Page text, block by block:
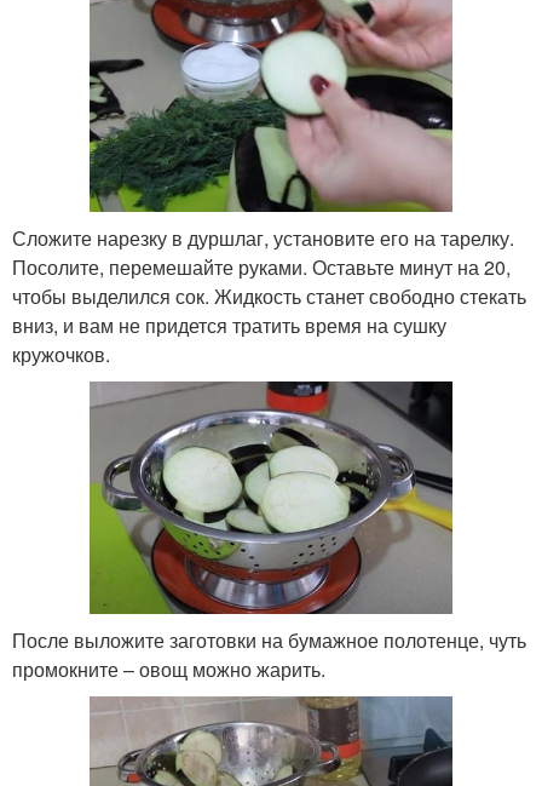
Сложите нарезку в дуршлаг, установите его на тарелку.
Посолите, перемешайте руками. Оставьте минут на 20,
чтобы выделился сок. Жидкость станет свободно стекать
вниз, и вам не придется тратить время на сушку
кружочков.
После выложите заготовки на бумажное полотенце, чуть
промокните – овощ можно жарить.